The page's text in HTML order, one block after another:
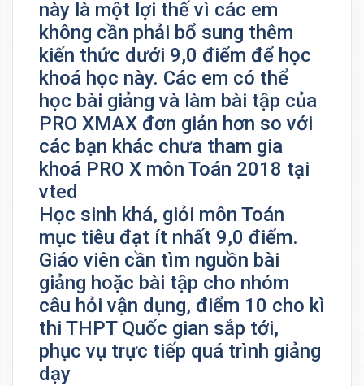
này là một lợi thế vì các em
không cần phải bổ sung thêm
kiến thức dưới 9,0 điểm để học
khoá học này. Các em có thể
học bài giảng và làm bài tập của
PRO XMAX đơn giản hơn so với
các bạn khác chưa tham gia
khoá PRO X môn Toán 2018 tại
vted
Học sinh khá, giỏi môn Toán
mục tiêu đạt ít nhất 9,0 điểm.
Giáo viên cần tìm nguồn bài
giảng hoặc bài tập cho nhóm
câu hỏi vận dụng, điểm 10 cho kì
thi THPT Quốc gian sắp tới,
phục vụ trực tiếp quá trình giảng
dạy